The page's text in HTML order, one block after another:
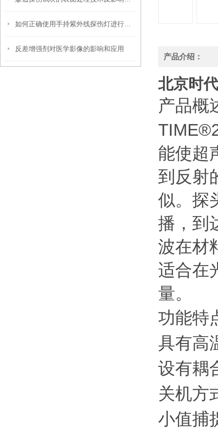
反差增强剂对医学影像的影响和应用
产品介绍：
北京时
产品概
能使超
到反射
似。探
播，到
波在材
适合在
量。
功能特
具有高
设有耦
关机方
小值捕